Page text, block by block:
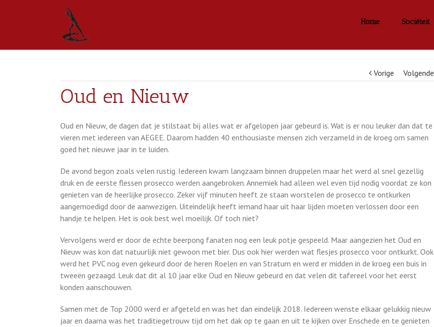
Home Sociëteit
Vorige Volgende
Oud en Nieuw
Oud en Nieuw, de dagen dat je stilstaat bij alles wat er afgelopen jaar gebeurd is. Wat is er nou leuker dan dat te
vieren met iedereen van AEGEE. Daarom hadden 40 enthousiaste mensen zich verzameld in de kroeg om samen
goed het nieuwe jaar in te luiden.
De avond begon zoals velen rustig. Iedereen kwam langzaam binnen druppelen maar het werd al snel gezellig
druk en de eerste flessen prosecco werden aangebroken. Annemiek had alleen wel even tijd nodig voordat ze kon
genieten van de heerlijke prosecco. Zeker vijf minuten heeft ze staan worstelen de prosecco te ontkurken
aangemoedigd door de aanwezigen. Uiteindelijk heeft iemand haar uit haar lijden moeten verlossen door een
handje te helpen. Het is ook best wel moeilijk. Of toch niet?
Vervolgens werd er door de echte beerpong fanaten nog een leuk potje gespeeld. Maar aangezien het Oud en
Nieuw was kon dat natuurlijk niet gewoon met bier. Dus ook hier werden wat flesjes prosecco voor ontkurkt. Ook
werd het PVC nog even gekeurd door de heren Roelen en van Stratum en werd er midden in de kroeg een buis in
tweeën gezaagd. Leuk dat dit al 10 jaar elke Oud en Nieuw gebeurd en dat velen dit tafereel voor het eerst
konden aanschouwen.
Samen met de Top 2000 werd er afgeteld en was het dan eindelijk 2018. Iedereen wenste elkaar gelukkig nieuw
jaar en daarna was het traditiegetrouw tijd om het dak op te gaan en uit te kijken over Enschede en te genieten